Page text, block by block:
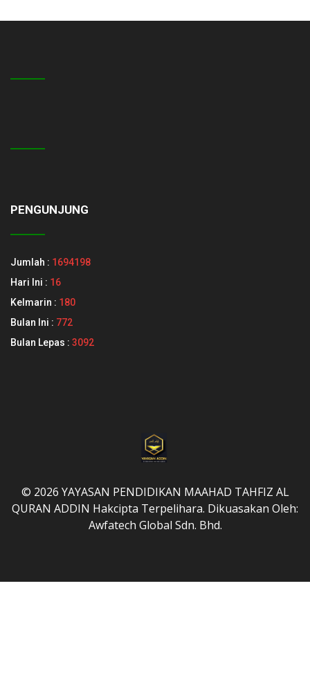
PENGUNJUNG
Jumlah : 1694198
Hari Ini : 16
Kelmarin : 180
Bulan Ini : 772
Bulan Lepas : 3092
© 2026 YAYASAN PENDIDIKAN MAAHAD TAHFIZ AL
QURAN ADDIN Hakcipta Terpelihara. Dikuasakan Oleh:
Awfatech Global Sdn. Bhd.